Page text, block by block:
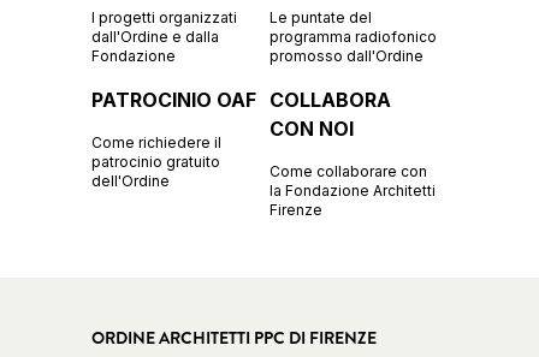
I progetti organizzati
dall'Ordine e dalla
Fondazione
Le puntate del
programma radiofonico
promosso dall'Ordine
PATROCINIO OAF
Come richiedere il
patrocinio gratuito
dell'Ordine
COLLABORA
CON NOI
Come collaborare con
la Fondazione Architetti
Firenze
ORDINE ARCHITETTI PPC DI FIRENZE